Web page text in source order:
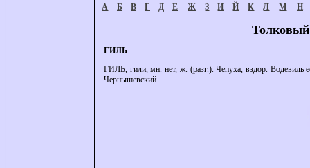
А Б В Г Д Е Ж З И Й К Л М Н
ГИЛЬ
ГИЛЬ, гили, мн. нет, ж. (разг.). Чепуха, вздор. Водевиль
Чернышевский.